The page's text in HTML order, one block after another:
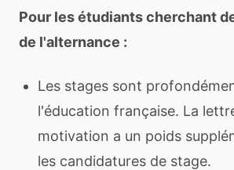
Pour les étudiants cherchant
de l'alternance :
Les stages sont
l'éducation française. La
motivation a un poids
les candidatures de stage.